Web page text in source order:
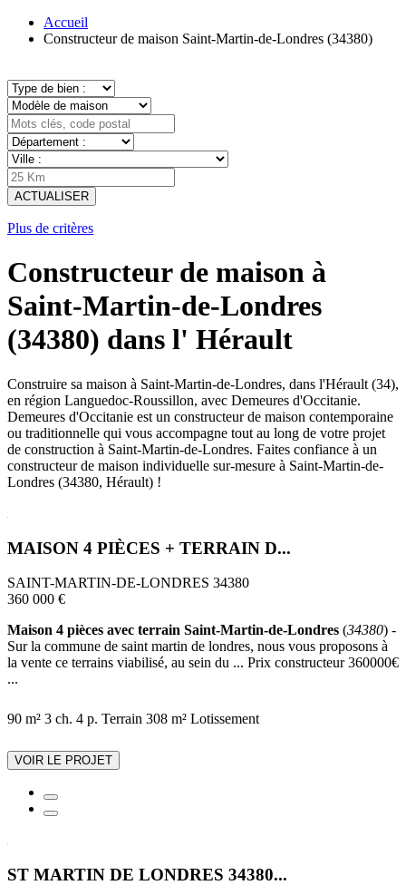
Accueil
Constructeur de maison Saint-Martin-de-Londres (34380)
ACTUALISER
Plus de critères
Constructeur de maison à
Saint-Martin-de-Londres
(34380) dans l' Hérault
Construire sa maison à Saint-Martin-de-Londres, dans l'Hérault (34),
en région Languedoc-Roussillon, avec Demeures d'Occitanie.
Demeures d'Occitanie est un constructeur de maison contemporaine
ou traditionnelle qui vous accompagne tout au long de votre projet
de construction à Saint-Martin-de-Londres. Faites confiance à un
constructeur de maison individuelle sur-mesure à Saint-Martin-de-
Londres (34380, Hérault) !
MAISON 4 PIÈCES + TERRAIN D...
SAINT-MARTIN-DE-LONDRES 34380
360 000 €
Maison 4 pièces avec terrain Saint-Martin-de-Londres (34380) -
Sur la commune de saint martin de londres, nous vous proposons à
la vente ce terrains viabilisé, au sein du ... Prix constructeur 360000€
...
90 m² 3 ch. 4 p. Terrain 308 m² Lotissement
VOIR LE PROJET
ST MARTIN DE LONDRES 34380...